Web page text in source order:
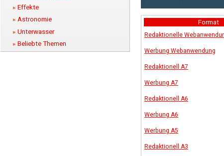
Effekte
Astronomie
Unterwasser
Beliebte Themen
Format
Redaktionelle
Werbung Webanwendung
Redaktionell A7
Werbung A7
Redaktionell A6
Werbung A6
Werbung A5
Redaktionell A3